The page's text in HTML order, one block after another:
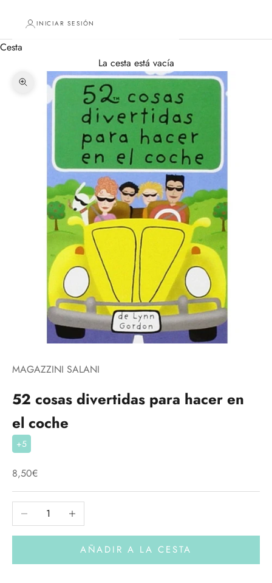
INICIAR SESIÓN
Cesta
La cesta está vacía
Zoom
MAGAZZINI SALANI
52 cosas divertidas para hacer en
el coche
+5
Precio de oferta
8,50€
Reducir cantidadAumentar cantidad
AÑADIR A LA CESTA